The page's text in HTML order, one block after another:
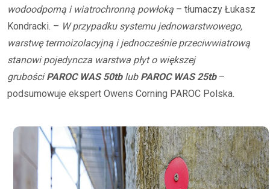
wodoodporną i wiatrochronną powłoką – tłumaczy Łukasz
Kondracki. – W przypadku systemu jednowarstwowego,
warstwę termoizolacyjną i jednocześnie przeciwwiatrową
stanowi pojedyncza warstwa płyt o większej
grubościPAROC WAS 50tblub PAROC WAS 25tb –
podsumowuje ekspert Owens Corning PAROC Polska.